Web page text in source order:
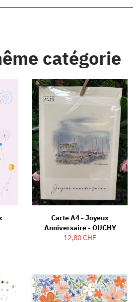
catégorie
Carte A4 - Joyeux
Anniversaire - OUCHY
12,80 CHF